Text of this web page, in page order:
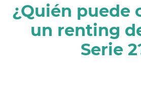
¿Quién puede
un renting
Serie